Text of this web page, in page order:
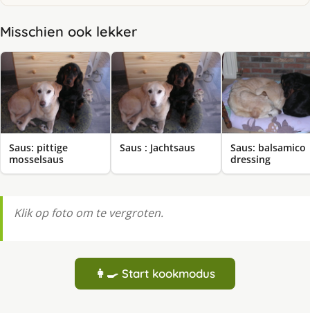
Misschien ook lekker
Saus: pittige
mosselsaus
Saus : Jachtsaus
Saus: balsamico
dressing
Klik op foto om te vergroten.
👩‍🍳 Start kookmodus